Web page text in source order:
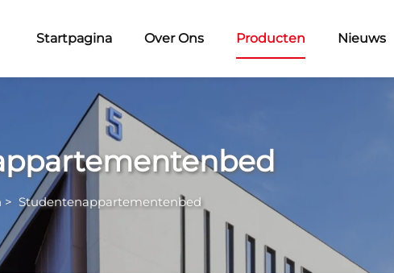
Startpagina Over Ons Producten Nieuws
> Studentenappartementenbed